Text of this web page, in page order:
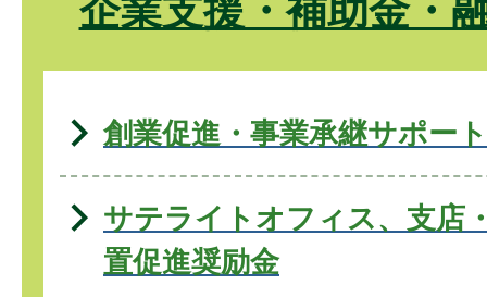
創業促進・事業承継サポー
サテライトオフィス、支店
置促進奨励金